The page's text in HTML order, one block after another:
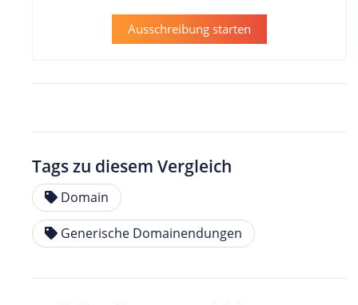
Ausschreibung starten
Tags zu diesem Vergleich
Domain
Generische Domainendungen